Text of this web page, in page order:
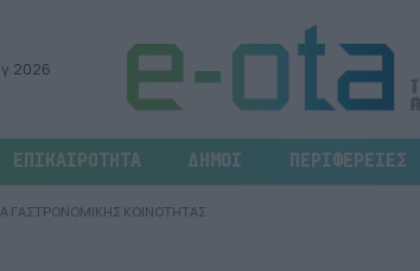
2026
ΕΠΙΚΑΙΡΟΤΗΤΑ ΔΗΜΟΙ ΠΕΡΙΦΕΡΕΙΕΣ
ΓΑΣΤΡΟΝΟΜΙΚΗΣ ΚΟΙΝΟΤΗΤΑΣ